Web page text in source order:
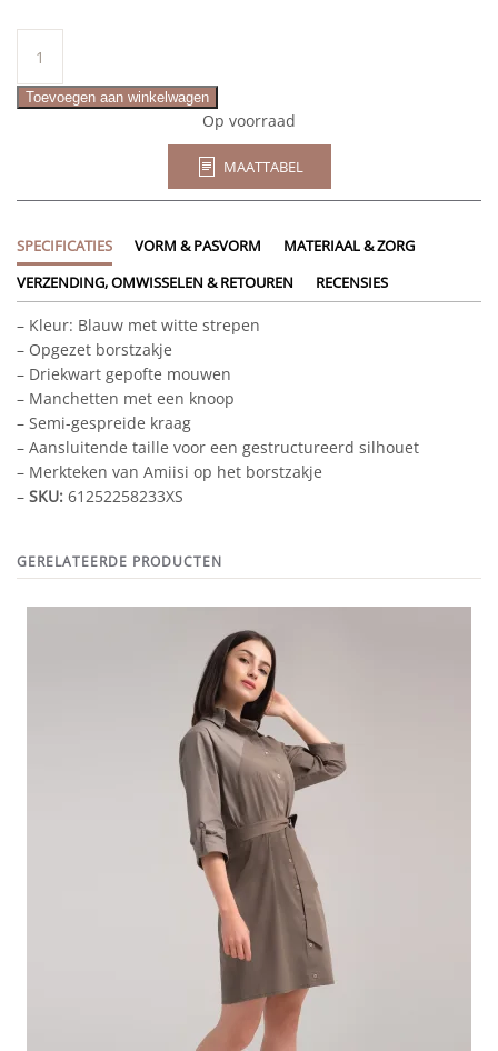
aantal
Toevoegen aan winkelwagen
Op voorraad
MAATTABEL
SPECIFICATIES VORM & PASVORM
MATERIAAL & ZORG
VERZENDING, OMWISSELEN & RETOUREN
RECENSIES
– Kleur: Blauw met witte strepen
– Opgezet borstzakje
– Driekwart gepofte mouwen
– Manchetten met een knoop
– Semi-gespreide kraag
– Aansluitende taille voor een gestructureerd silhouet
– Merkteken van Amiisi op het borstzakje
– SKU: 61252258233XS
GERELATEERDE PRODUCTEN